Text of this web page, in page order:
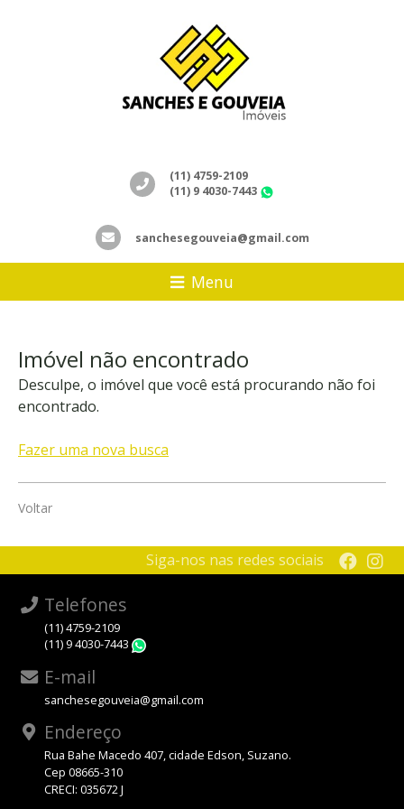
(11) 4759-2109
(11) 9 4030-7443
sanchesegouveia@gmail.com
Menu
Imóvel não encontrado
Desculpe, o imóvel que você está procurando não foi
encontrado.
Fazer uma nova busca
Voltar
Siga-nos nas redes sociais
Telefones
(11) 4759-2109
(11) 9 4030-7443
E-mail
sanchesegouveia@gmail.com
Endereço
Rua Bahe Macedo 407, cidade Edson, Suzano.
Cep 08665-310
CRECI: 035672 J